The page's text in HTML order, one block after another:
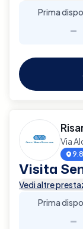
Prima
-
Via
Visita
Vedi altre
Prima
-